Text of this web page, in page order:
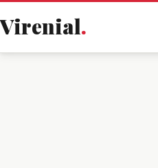
Virenial.